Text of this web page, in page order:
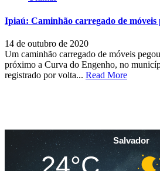
Ipiaú: Caminhão carregado de móveis
14 de outubro de 2020
Um caminhão carregado de móveis
próximo a Curva do Engenho, no
registrado por volta... Read More
Salvador